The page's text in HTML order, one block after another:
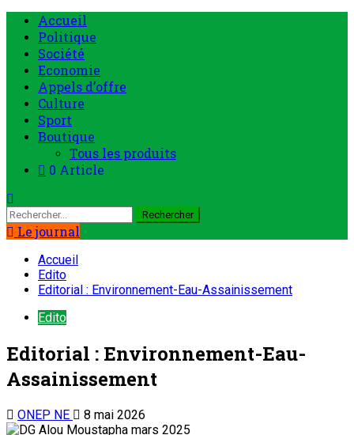
Accueil
Politique
Société
Economie
Appels d’offre
Culture
Sport
Boutique
Tous les produits
0 Article
Le journal
Accueil
Edito
Editorial : Environnement-Eau-Assainissement
Edito
Editorial : Environnement-Eau-
Assainissement
ONEP NE 8 mai 2026